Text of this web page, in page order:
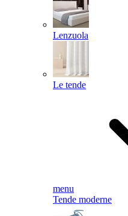
Lenzuola
Le tende
menu
Tende moderne